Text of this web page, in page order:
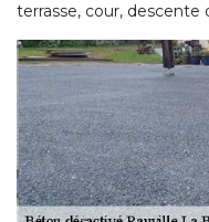
terrasse, cour, descente